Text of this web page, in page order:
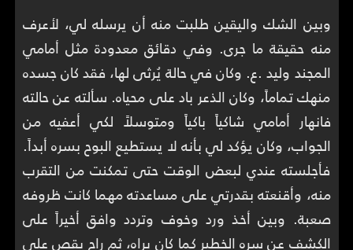
وبين الشك واليقين طلبت منه أن يرسله لي، لأعرف
منه حقيقة ما جرى. وفي دقائق معدودة مثل أمامي
المجند وليد .ع. وكان في حالة يُرثى لها، فقد كان جسده
منهك تماماً، وكان الذعر باد على محياه. سألته عن حالته
فانهار أمامي شاكياً باكياً ومتوسلاً لكي أعفيه من
الجواب، وكان يؤكد لي بأنه لا يستطيع البوح بسره أبداً.
فأجلسته عندي لبعض الوقت حتى تمكنت من التقرب
منه، وأقنعته بقدرتي على مساعدته مهما كانت ظروفه
صعبة. وبين أخذ ورد وخوف وتردد وافق أخيراً على
الكشف عن سره الخطير كما كان يراه، ثم راح يقص علي